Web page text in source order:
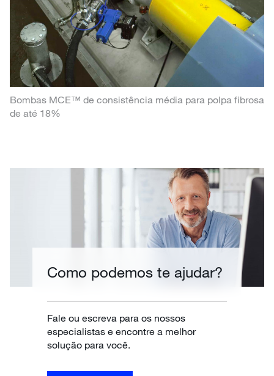
Bombas MCE™ de consistência média para polpa fibrosa
de até 18%
Como podemos te ajudar?
Fale ou escreva para os nossos
especialistas e encontre a melhor
solução para você.